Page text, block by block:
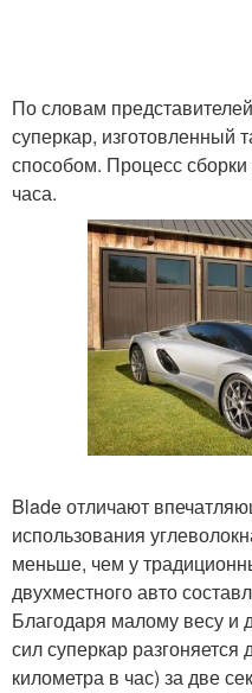
По словам
суперкар, изготовленный
способом. Процесс
часа.
Blade отличают
использования
меньше, чем у
двухместного авто
Благодаря малому весу и
сил суперкар
километра в час) за две